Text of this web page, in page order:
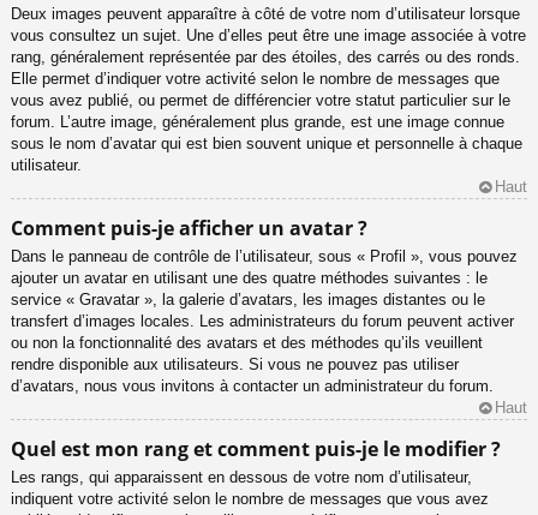
Deux images peuvent apparaître à côté de votre nom d’utilisateur lorsque
vous consultez un sujet. Une d’elles peut être une image associée à votre
rang, généralement représentée par des étoiles, des carrés ou des ronds.
Elle permet d’indiquer votre activité selon le nombre de messages que
vous avez publié, ou permet de différencier votre statut particulier sur le
forum. L’autre image, généralement plus grande, est une image connue
sous le nom d’avatar qui est bien souvent unique et personnelle à chaque
utilisateur.
Haut
Comment puis-je afficher un avatar ?
Dans le panneau de contrôle de l’utilisateur, sous « Profil », vous pouvez
ajouter un avatar en utilisant une des quatre méthodes suivantes : le
service « Gravatar », la galerie d’avatars, les images distantes ou le
transfert d’images locales. Les administrateurs du forum peuvent activer
ou non la fonctionnalité des avatars et des méthodes qu’ils veuillent
rendre disponible aux utilisateurs. Si vous ne pouvez pas utiliser
d’avatars, nous vous invitons à contacter un administrateur du forum.
Haut
Quel est mon rang et comment puis-je le modifier ?
Les rangs, qui apparaissent en dessous de votre nom d’utilisateur,
indiquent votre activité selon le nombre de messages que vous avez